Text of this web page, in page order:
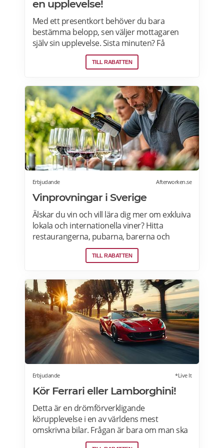
en upplevelse!
Med ett presentkort behöver du bara
bestämma belopp, sen väljer mottagaren
själv sin upplevelse. Sista minuten? Få
presentkortet med digital leverans direkt –
perfekt även i sista stund. Live it grundades
upplevelsepresenter i Sverige. Läs mer om
Live it presentkort här>>>
TILL RABATTEN
Erbjudande Afterworken.se
Vinprovningar i Sverige
Älskar du vin och vill lära dig mer om exkluiva
lokala och internationella viner? Hitta
restaurangerna, pubarna, barerna och
vingårdarna som erbjuder öppna och
privata vinprovningar för nybörjare och
Goteborg, Uppsala och andra städer i
Sverige. Läs mer om vinprovningar på
Afterworken.se.
TILL RABATTEN
Erbjudande *Live It
Kör Ferrari eller Lamborghini!
Detta är en drömförverkligande
körupplevelse i en av världens mest
omskrivna bilar. Frågan är bara om man ska
välja Ferrari eller Lamborghini. Upplevelsen